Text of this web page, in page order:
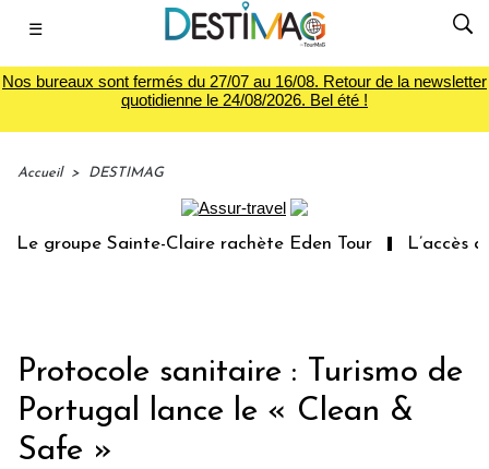
☰
Nos bureaux sont fermés du 27/07 au 16/08. Retour de la newsletter
quotidienne le 24/08/2026. Bel été !
Accueil > DESTIMAG
groupe Sainte-Claire rachète Eden Tour L’accès
Protocole sanitaire : Turismo de
Portugal lance le « Clean &
Safe »